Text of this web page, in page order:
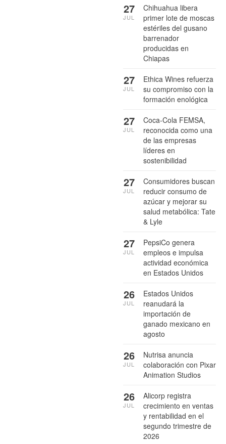
Chihuahua libera
primer lote de moscas
estériles del gusano
barrenador
producidas en
Chiapas
27
JUL
Ethica Wines refuerza
su compromiso con la
formación enológica
27
JUL
Coca-Cola FEMSA,
reconocida como una
de las empresas
líderes en
sostenibilidad
27
JUL
Consumidores buscan
reducir consumo de
azúcar y mejorar su
salud metabólica: Tate
& Lyle
27
JUL
PepsiCo genera
empleos e impulsa
actividad económica
en Estados Unidos
27
JUL
Estados Unidos
reanudará la
importación de
ganado mexicano en
agosto
26
JUL
Nutrisa anuncia
colaboración con Pixar
Animation Studios
26
JUL
Alicorp registra
crecimiento en ventas
y rentabilidad en el
segundo trimestre de
2026
26
JUL